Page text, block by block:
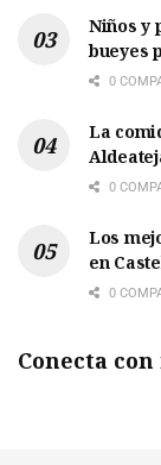
Niños y
bueyes
0
La
0
Los
en
0
Conecta